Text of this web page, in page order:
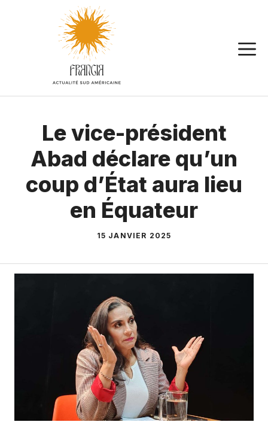
Le vice-président
Abad déclare qu’un
coup d’État aura lieu
en Équateur
15 JANVIER 2025